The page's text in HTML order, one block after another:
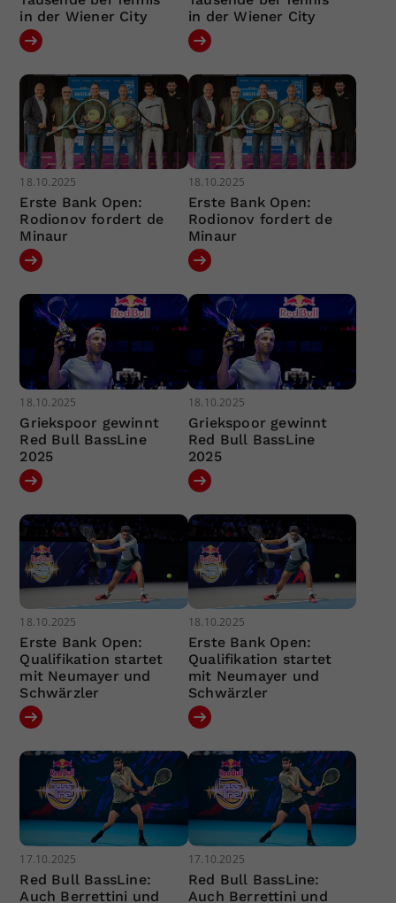
in der Wiener City
in der Wiener City
18.10.2025
Erste Bank Open:
Rodionov fordert de
Minaur
18.10.2025
Erste Bank Open:
Rodionov fordert de
Minaur
18.10.2025
Griekspoor gewinnt
Red Bull BassLine
2025
18.10.2025
Griekspoor gewinnt
Red Bull BassLine
2025
18.10.2025
Erste Bank Open:
Qualifikation startet
mit Neumayer und
Schwärzler
18.10.2025
Erste Bank Open:
Qualifikation startet
mit Neumayer und
Schwärzler
17.10.2025
Red Bull BassLine:
Auch Berrettini und
17.10.2025
Red Bull BassLine:
Auch Berrettini und